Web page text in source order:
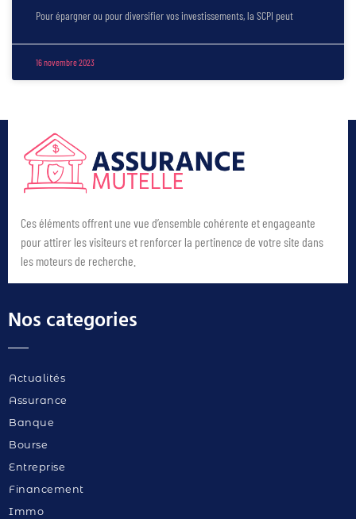
Pour épargner ou pour diversifier vos investissements, la SCPI peut
16 novembre 2023
Ces éléments offrent une vue d’ensemble cohérente et engageante
pour attirer les visiteurs et renforcer la pertinence de votre site dans
les moteurs de recherche.
Nos categories
Actualités
Assurance
Banque
Bourse
Entreprise
Financement
Immo